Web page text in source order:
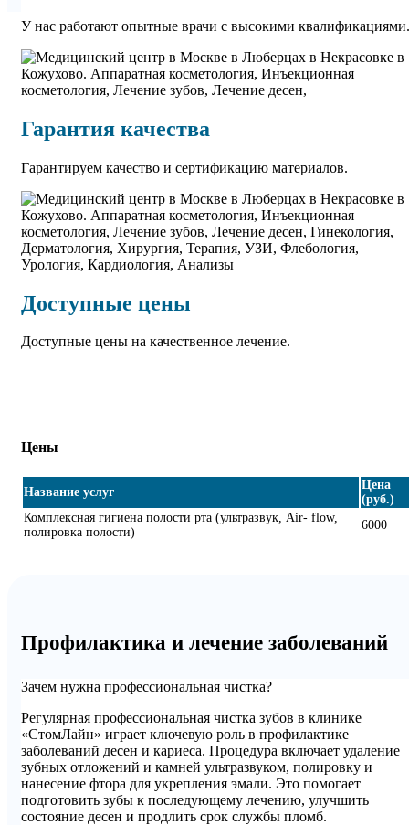
У нас работают опытные врачи с высокими квалификациями.
Гарантия качества
Гарантируем качество и сертификацию материалов.
Доступные цены
Доступные цены на качественное лечение.
Цены
Название услуг
Цена
(руб.)
Комплексная гигиена полости рта (ультразвук, Air- flow,
полировка полости)
6000
Профилактика и лечение заболеваний
Зачем нужна профессиональная чистка?
Регулярная профессиональная чистка зубов в клинике
«СтомЛайн» играет ключевую роль в профилактике
заболеваний десен и кариеса. Процедура включает удаление
зубных отложений и камней ультразвуком, полировку и
нанесение фтора для укрепления эмали. Это помогает
подготовить зубы к последующему лечению, улучшить
состояние десен и продлить срок службы пломб.